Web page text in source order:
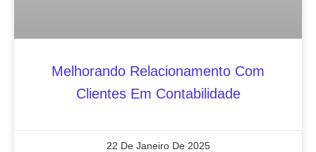
Melhorando Relacionamento Com
Clientes Em Contabilidade
22 De Janeiro De 2025